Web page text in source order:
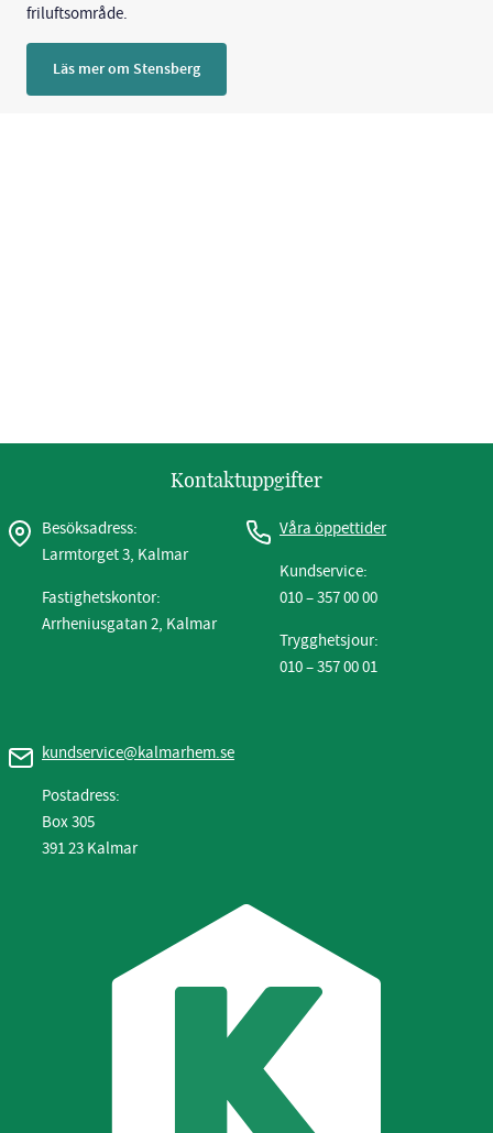
friluftsområde.
Läs mer om Stensberg
Kontaktuppgifter
Besöksadress:
Larmtorget 3, Kalmar
Fastighetskontor:
Arrheniusgatan 2, Kalmar
Våra öppettider
Kundservice:
010 – 357 00 00
Trygghetsjour:
010 – 357 00 01
kundservice@kalmarhem.se
Postadress:
Box 305
391 23 Kalmar